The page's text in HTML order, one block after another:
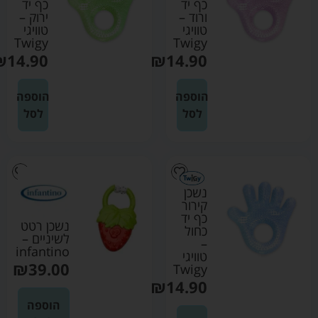
כף יד
ורוד –
טוויגי
Twigy
₪14.90
הוספה
לסל
כף יד
ירוק –
טוויגי
Twigy
14.90
הוספה
לסל
נשכן
קירור
כף יד
כחול
–
טוויגי
Twigy
₪14.90
נשכן רטט
לשיניים –
infantino
₪39.00
הוספה